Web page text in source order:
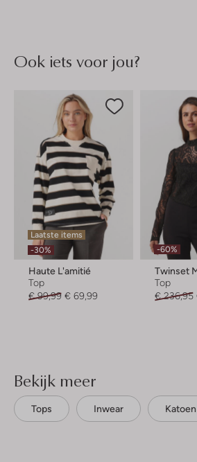
Ook iets voor jou?
Laatste items
-30%
Haute L'amitié
Top
€ 99,99 € 69,99
-60%
Twinset
Top
€ 236,95
Bekijk meer
Tops Inwear Katoen